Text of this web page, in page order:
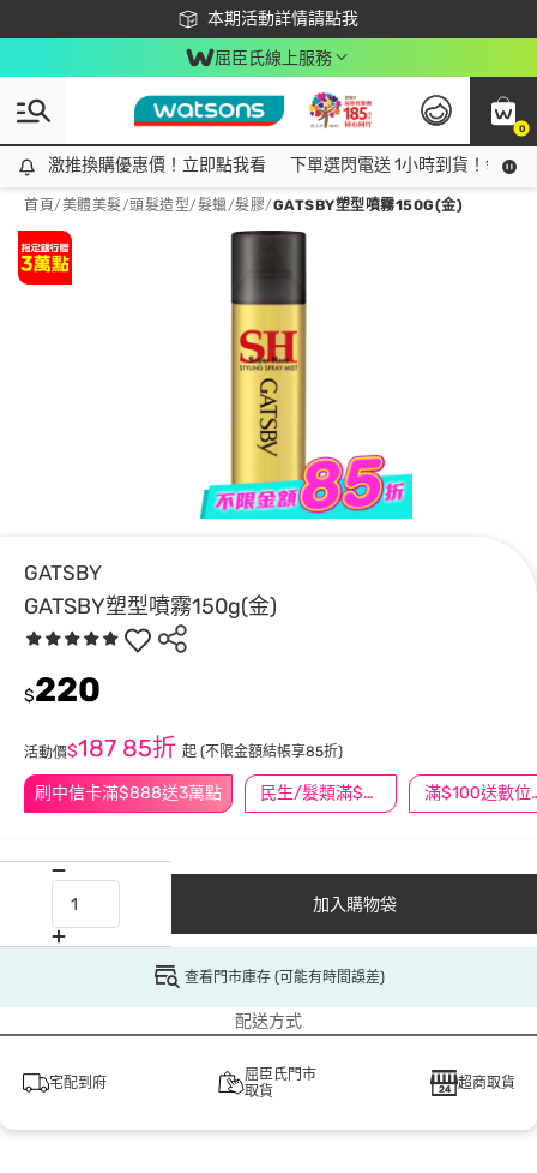
本期活動詳情請點我
下載app最高回饋$350
屈臣氏線上服務
0
激推換購優惠價！立即點我看
激推換購優惠價！立即點我看 下單選閃電送 1小時到貨！領神
首頁/美體美髮/頭髮造型/髮蠟/髮膠/GATSBY塑型噴霧150G(金)
GATSBY
GATSBY塑型噴霧150g(金)
刷中信卡滿$888送3萬點 民生/髮類滿$388送舒潔冰巾 滿
$220
活動價$187 85折 起 (不限金額結帳享85折)
加入購物袋
查看門市庫存 (可能有時間誤差)
配送方式
宅配到府
屈臣氏門市
取貨
超商取貨